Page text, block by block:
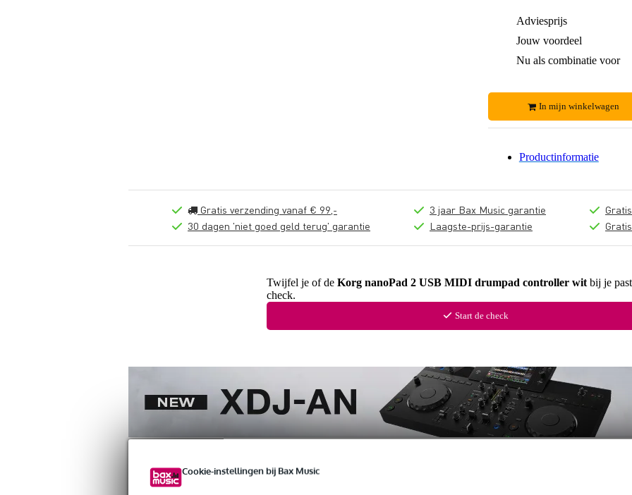
Cookie-instellingen bij Bax Music
Adviesprijs
Jouw voordeel
Nu als combinatie voor
In mijn winkelwagen
Productinformatie
Gratis verzending vanaf € 99,-
30 dagen 'niet goed geld terug' garantie
3 jaar Bax Music garantie
Laagste-prijs-garantie
Twijfel je of de Korg nanoPad 2 USB MIDI drumpad controller wit bij je
check.
Start de check